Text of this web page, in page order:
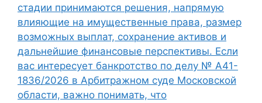
стадии принимаются решения, напрямую
влияющие на имущественные права, размер
возможных выплат, сохранение активов и
дальнейшие финансовые перспективы. Если
вас интересует банкротство по делу № А41-
1836/2026 в Арбитражном суде Московской
области, важно понимать, что